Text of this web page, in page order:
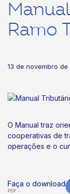
Ramo
13 de novembro de
O Manual traz
cooperativas de
operações e o
Faça o download
PDF -